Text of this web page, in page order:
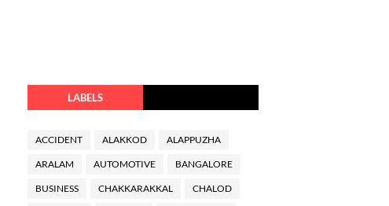
LABELS
ACCIDENT ALAKKOD ALAPPUZHA
ARALAM AUTOMOTIVE BANGALORE
BUSINESS CHAKKARAKKAL CHALOD